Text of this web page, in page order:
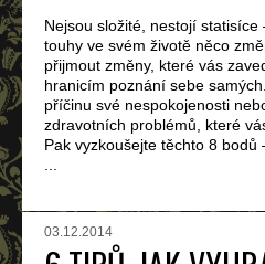
Nejsou složité, nestojí statisíce
touhy ve svém životě něco
přijmout změny, které vás
hranicím poznání sebe
příčinu své nespokojenosti
zdravotních problémů, které
Pak vyzkoušejte těchto 8 bodů
03.12.2014